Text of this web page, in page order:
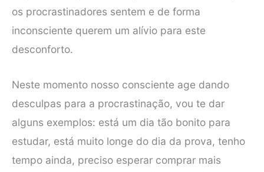
os procrastinadores sentem e de forma
inconsciente querem um alívio para este
desconforto.
Neste momento nosso consciente age dando
desculpas para a procrastinação, vou te dar
alguns exemplos: está um dia tão bonito para
estudar, está muito longe do dia da prova, tenho
tempo ainda, preciso esperar comprar mais